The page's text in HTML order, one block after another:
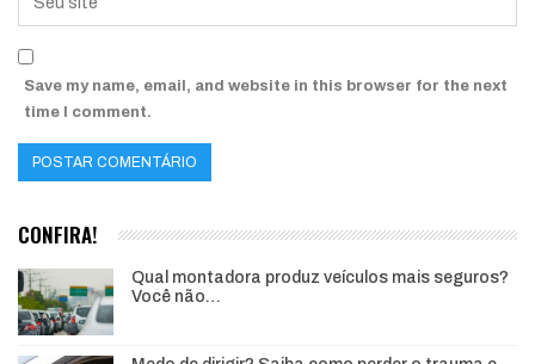
Save my name, email, and website in this browser for the next
time I comment.
CONFIRA!
Qual montadora produz veículos mais seguros?
Você não…